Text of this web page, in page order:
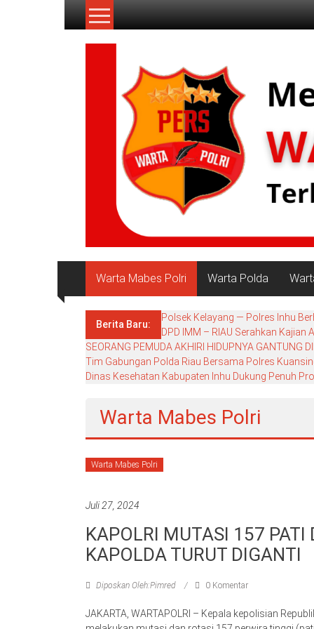
Lompat
WordPress
Warta Mabes Polri Warta Polda
Berita Baru:
Polsek Kelayang — Polres Inhu
DPD IMM – RIAU Serahkan
SEORANG PEMUDA AKHIRI HIDUPNYA GANTUNG
Tim Gabungan Polda Riau Bersama Polres
Dinas Kesehatan Kabupaten Inhu Dukung Penuh
Warta Mabes Polri
Warta Mabes Polri
Juli 27, 2024
KAPOLRI MUTASI 157 PATI
KAPOLDA TURUT DIGANTI
Diposkan Oleh:Pimred 0 Komentar
JAKARTA, WARTAPOLRI – Kepala kepolisian